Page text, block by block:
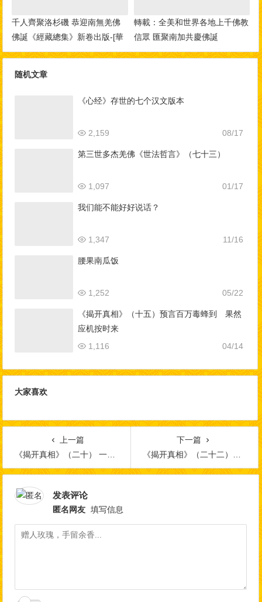
千人齊聚洛杉磯 恭迎南無羌佛
佛誕《經藏總集》新卷出版-[華
人今日網]
轉載：全美和世界各地上千佛教
信眾 匯聚南加共慶佛誕
随机文章
《心经》存世的七个汉文版本
08/17
2,159
第三世多杰羌佛《世法哲言》（七十三）
01/17
1,097
我们能不能好好说话？
11/16
1,347
腰果南瓜饭
05/22
1,252
《揭开真相》（十五）预言百万毒蜂到 果然
应机按时来
04/14
1,116
大家喜欢
上一篇
《揭开真相》（二十） 一书入寺木棉惊 神奇难测功绝顶
下一篇
《揭开真相》（二十二）天上的云突然掉到树尖
发表评论
匿名网友 填写信息